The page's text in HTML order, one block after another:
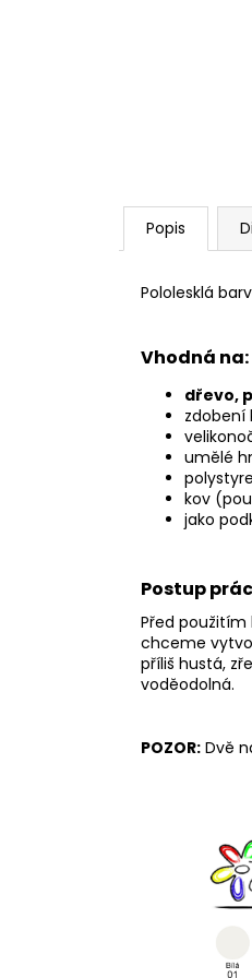
Popis
Pololesklá
Vhodná na:
dřevo,
zdobení
umělé
kov
jako
Postup
Před
chceme
příliš hustá,
voděodolná.
POZOR: Dvě